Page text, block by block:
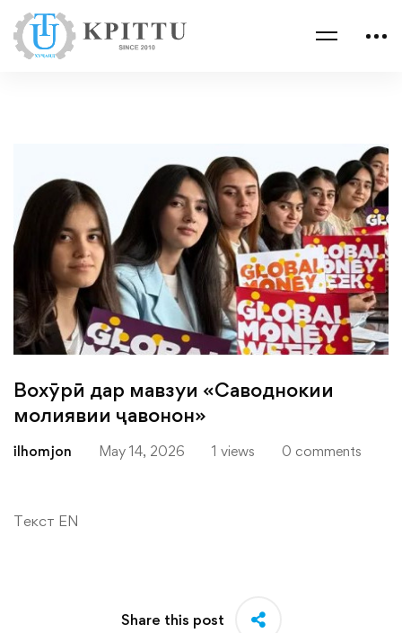
Вохӯрӣ дар мавзуи «Саводнокии
молиявии ҷавонон»
ilhomjon May 14, 2026 1 views 0 comments
Текст EN
Share this post